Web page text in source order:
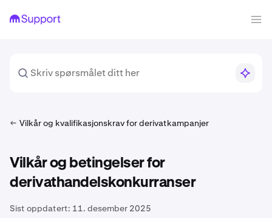
Vilkår og kvalifikasjonskrav for derivatkampanjer
Vilkår og betingelser for
derivathandelskonkurranser
Sist oppdatert: 11. desember 2025